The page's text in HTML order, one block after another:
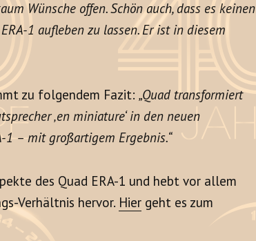
Wünsche offen. Schön auch, dass es keinen
1 aufleben zu lassen. Er ist in diesem
zu folgendem Fazit:„Quad transformiert
‚en miniature‘ in den neuen
1 – mit großartigem Ergebnis.“
des Quad ERA-1 und hebt vor allem
Verhältnis hervor. Hier geht es zum